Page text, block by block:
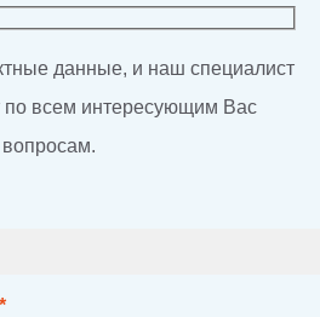
данные, и наш специалист
по всем интересующим Вас
вопросам.
*